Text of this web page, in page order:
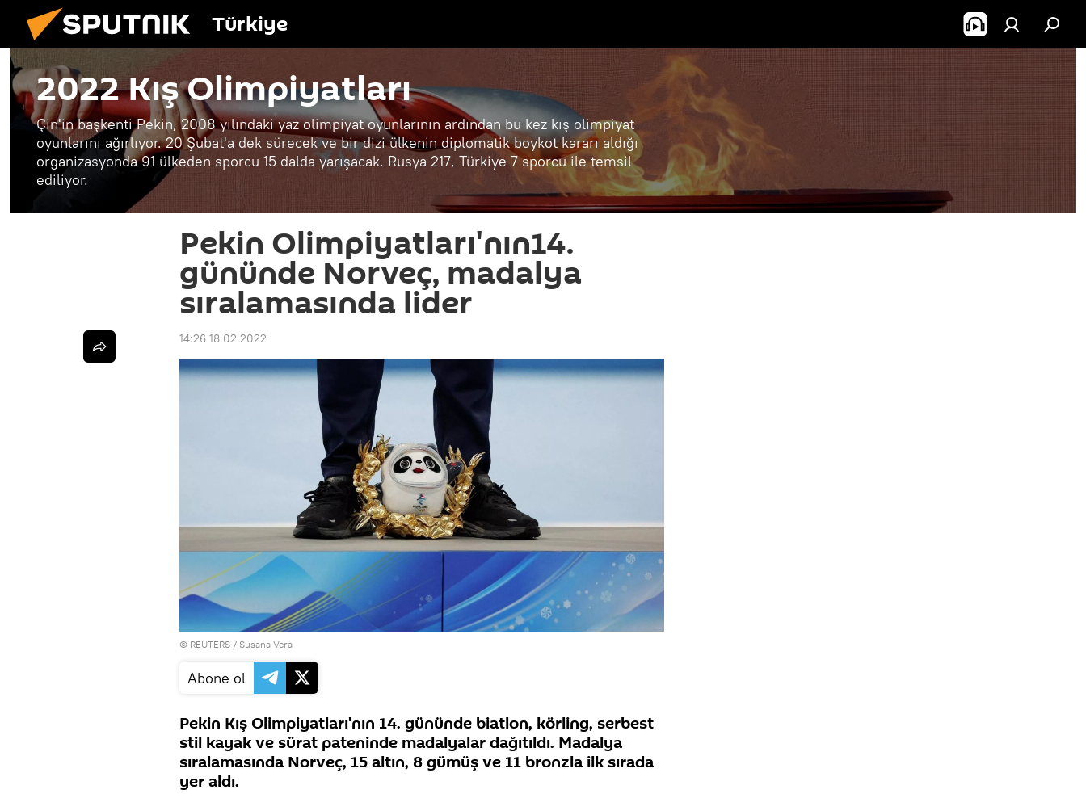
Türkiye
2022 Kış Olimpiyatları
Çin'in başkenti Pekin, 2008 yılındaki yaz olimpiyat oyunlarının ardından bu kez kış olimpiyat
oyunlarını ağırlıyor. 20 Şubat'a dek sürecek ve bir dizi ülkenin diplomatik boykot kararı aldığı
organizasyonda 91 ülkeden sporcu 15 dalda yarışacak. Rusya 217, Türkiye 7 sporcu ile temsil
ediliyor.
Pekin Olimpiyatları'nın14.
gününde Norveç, madalya
sıralamasında lider
14:26 18.02.2022
© REUTERS / Susana Vera
Abone ol
Pekin Kış Olimpiyatları'nın 14. gününde biatlon, körling, serbest
stil kayak ve sürat pateninde madalyalar dağıtıldı. Madalya
sıralamasında Norveç, 15 altın, 8 gümüş ve 11 bronzla ilk sırada
yer aldı.